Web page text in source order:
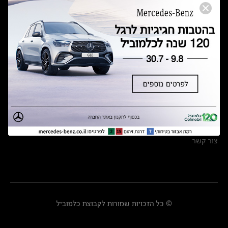
הודעה על הטבות לרכבי מרצדס בהסדר פשרה בתצ 56447-02-19
תקנון ימי מכירות 120 לכלמוביל
מצאו אותנו
אולמות תצוגה
מרכזי שירות
צור קשר
© כל הזכויות שמורות לקבוצת כלמוביל